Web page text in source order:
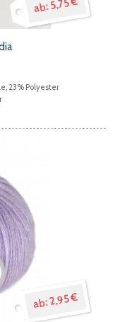
23% Polyester
2,95 €